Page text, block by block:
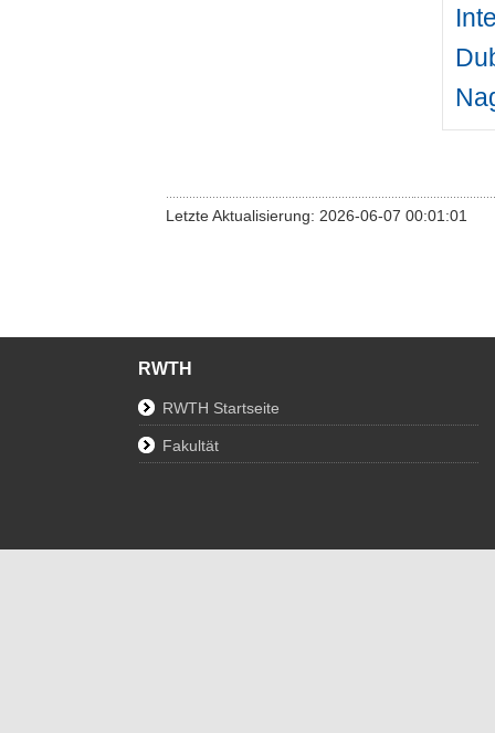
Letzte Aktualisierung: 2026-06-07 00:01:01
RWTH
RWTH Startseite
Fakultät